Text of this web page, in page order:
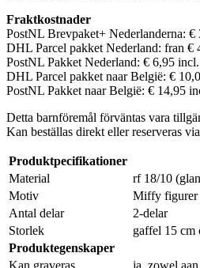
Fraktkostnader
PostNL Brevpaket+ Nederlanderna:
DHL Parcel pakket Nederland: fran
PostNL Pakket Nederland: € 6,95
DHL Parcel pakket naar België: €
PostNL Pakket naar België: € 14,95
Detta barnföremål förväntas vara
Kan beställas direkt eller reserveras
Produktpecifikationer
Material
rf 18/10
Motiv
Miffy figurer
Antal delar
2-delar
Storlek
gaffel 15 cm
Produktegenskaper
Kan graveras
ja, zowel